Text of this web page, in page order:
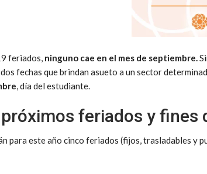
feriados, ninguno cae en el mes de septiembre.
fechas que brindan asueto a un sector
, día del estudiante.
feriados y fines
para este año cinco feriados (fijos, trasladables y